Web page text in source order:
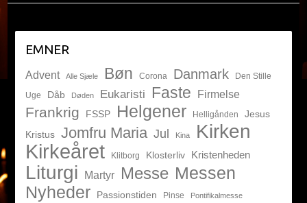
EMNER
Advent Alle Sjæle Bøn Corona Danmark
Den Stille
Uge
Dåb Døden Eukaristi Faste Firmelse
Frankrig FSSP Helgener Helligånden
Jesus
Kristus Jomfru Maria Jul Kina Kirken
Kirkeåret Klitborg Klosterliv Kristenheden
Liturgi Martyr Messe Messen
Nyheder
Passionstiden Pinse Pontifikalmesse